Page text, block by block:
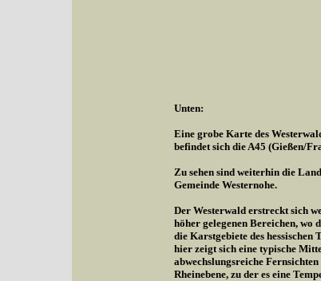
Unten:
Eine grobe Karte des
befindet sich die A45 (Gießen/
Zu sehen sind weiterhin die
Gemeinde Westernohe.
Der Westerwald erstreckt sich
höher gelegenen Bereichen, wo
die Karstgebiete des hessischen
hier zeigt sich eine typische
abwechslungsreiche
Rheinebene, zu der es eine